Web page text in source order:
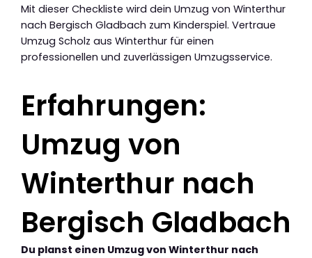
Mit dieser Checkliste wird dein Umzug von Winterthur
nach Bergisch Gladbach zum Kinderspiel. Vertraue
Umzug Scholz aus Winterthur für einen
professionellen und zuverlässigen Umzugsservice.
Erfahrungen:
Umzug von
Winterthur nach
Bergisch Gladbach
Du planst einen Umzug von Winterthur nach